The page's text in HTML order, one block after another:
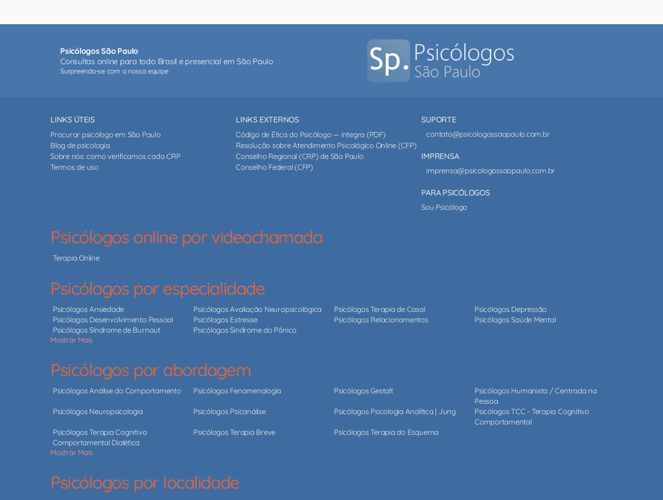
Psicólogos São Paulo
Consultas online para todo Brasil e presencial em São Paulo
Surpreenda-se com a nossa equipe
LINKS ÚTEIS
Procurar psicólogo em São Paulo
Blog de psicologia
Sobre nós: como verificamos cada CRP
Termos de uso
LINKS EXTERNOS
Código de Ética do Psicólogo — íntegra (PDF)
Resolução sobre Atendimento Psicológico Online (CFP)
Conselho Regional (CRP) de São Paulo
Conselho Federal (CFP)
SUPORTE
contato@psicologossaopaulo.com.br
IMPRENSA
imprensa@psicologossaopaulo.com.br
PARA PSICÓLOGOS
Sou Psicólogo
Psicólogos online por videochamada
Terapia Online
Psicólogos por especialidade
Psicólogos Ansiedade Psicólogos Avaliação Neuropsicológica Psicólogos Terapia de Casal
Psicólogos Depressão
Psicólogos Desenvolvimento Pessoal
Psicólogos Estresse Psicólogos Relacionamentos
Psicólogos Saúde Mental
Psicólogos Síndrome de Burnout
Psicólogos Síndrome do Pânico
Mostrar Mais
Psicólogos por abordagem
Psicólogos Análise do Comportamento Psicólogos Fenomenologia Psicólogos Gestalt
Psicólogos Humanista / Centrada na
Pessoa
Psicólogos Neuropsicologia
Psicólogos Psicanálise Psicólogos Psicologia Analítica | Jung
Psicólogos TCC - Terapia Cognitivo
Comportamental
Psicólogos Terapia Cognitiva
Comportamental Dialética
Psicólogos Terapia Breve Psicólogos Terapia do Esquema
Mostrar Mais
Psicólogos por localidade